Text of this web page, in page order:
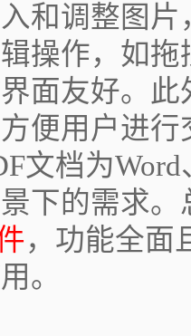
和调整图
操作，如
面友好。
便用户进
文档为
下的需求
，功能全面
。